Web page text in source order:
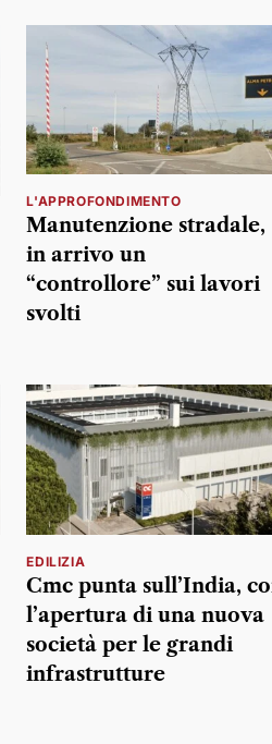
L'APPROFONDIMENTO
Manutenzione stradale,
in arrivo un
“controllore” sui lavori
svolti
EDILIZIA
Cmc punta sull’India,
l’apertura di una nuova
società per le grandi
infrastrutture